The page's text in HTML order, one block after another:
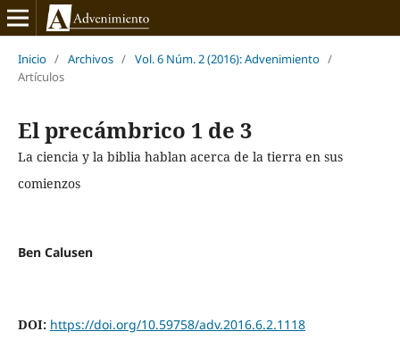
Inicio / Archivos / Vol. 6 Núm. 2 (2016): Advenimiento /
Artículos
El precámbrico 1 de 3
La ciencia y la biblia hablan acerca de la tierra en sus
comienzos
Ben Calusen
DOI: https://doi.org/10.59758/adv.2016.6.2.1118